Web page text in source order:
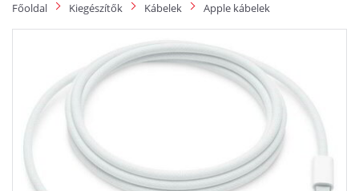
Főoldal Kiegészítők Kábelek Apple kábelek